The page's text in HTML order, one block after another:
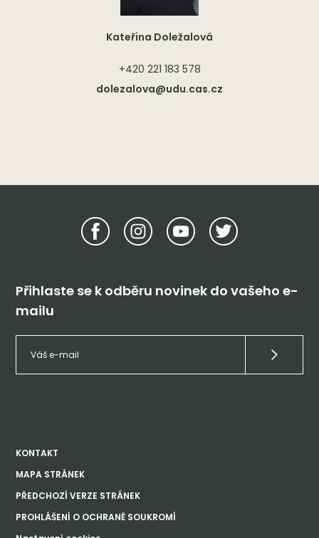
Kateřina Doležalová
+420 221 183 578
dolezalova@udu.cas.cz
Přihlaste se k odběru novinek do vašeho e-
mailu
KONTAKT
MAPA STRÁNEK
PŘEDCHOZÍ VERZE STRÁNEK
PROHLÁŠENÍ O OCHRANĚ SOUKROMÍ